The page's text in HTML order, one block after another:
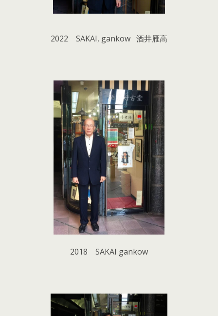
2022 SAKAI, gankow 酒井雁高
2018 SAKAI gankow